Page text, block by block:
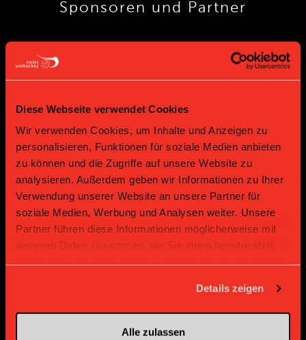
Diese Webseite verwendet Cookies
Wir verwenden Cookies, um Inhalte und Anzeigen zu
personalisieren, Funktionen für soziale Medien anbieten
zu können und die Zugriffe auf unsere Website zu
analysieren. Außerdem geben wir Informationen zu Ihrer
Verwendung unserer Website an unsere Partner für
soziale Medien, Werbung und Analysen weiter. Unsere
Partner führen diese Informationen möglicherweise mit
weiteren Daten zusammen, die Sie ihnen bereitgestellt
Details zeigen
Alle zulassen
Sponsoren und Partner
Gold Partner Gold Partner